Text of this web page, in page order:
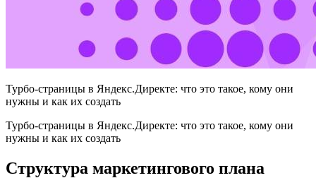
Турбо-страницы в Яндекс.Директе: что это такое, кому они
нужны и как их создать
Турбо-страницы в Яндекс.Директе: что это такое, кому они
нужны и как их создать
Структура маркетингового плана